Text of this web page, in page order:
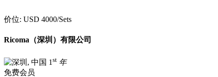
价位: USD 4000/Sets
Ricoma（深圳）有限公司
1 st 年
免费会员